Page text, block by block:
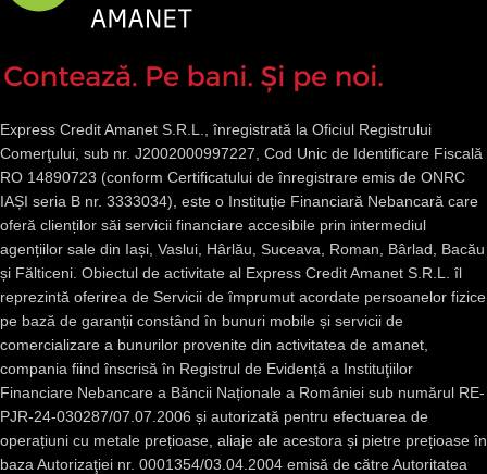
Express Credit Amanet S.R.L., înregistrată la Oficiul Registrului
Comerţului, sub nr. J2002000997227, Cod Unic de Identificare Fiscală
RO 14890723 (conform Certificatului de înregistrare emis de ONRC
IAȘI seria B nr. 3333034), este o Instituție Financiară Nebancară care
oferă clienților săi servicii financiare accesibile prin intermediul
agențiilor sale din Iași, Vaslui, Hârlău, Suceava, Roman, Bârlad, Bacău
și Fălticeni. Obiectul de activitate al Express Credit Amanet S.R.L. îl
reprezintă oferirea de Servicii de împrumut acordate persoanelor fizice
pe bază de garanții constând în bunuri mobile și servicii de
comercializare a bunurilor provenite din activitatea de amanet,
compania fiind înscrisă în Registrul de Evidență a Instituţiilor
Financiare Nebancare a Băncii Naționale a României sub numărul RE-
PJR-24-030287/07.07.2006 și autorizată pentru efectuarea de
operațiuni cu metale prețioase, aliaje ale acestora și pietre prețioase în
baza Autorizaţiei nr. 0001354/03.04.2004 emisă de către Autoritatea